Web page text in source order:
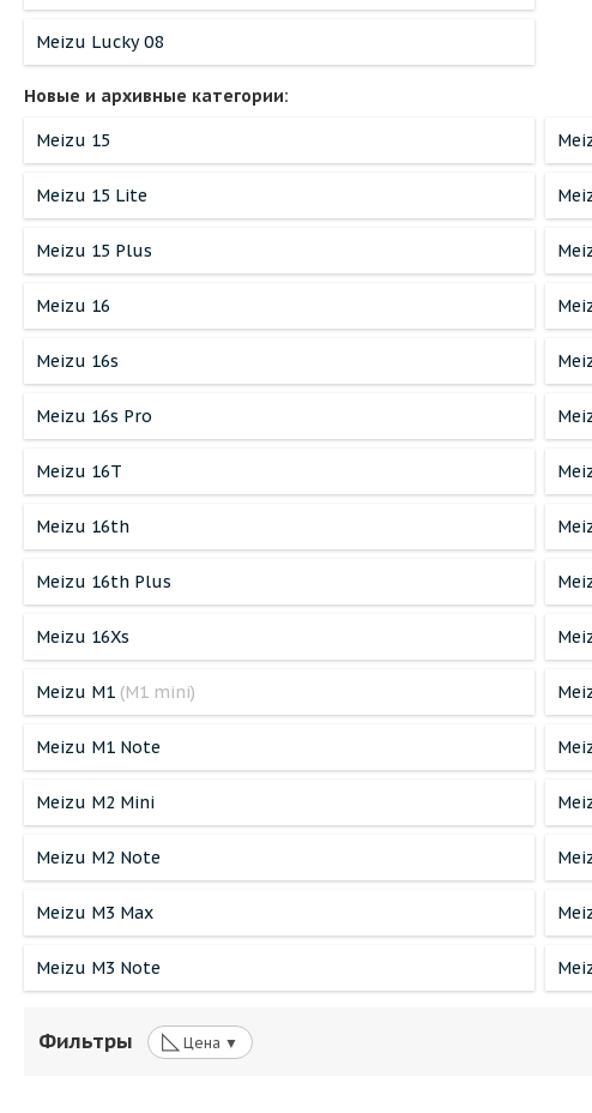
Meizu Lucky 08
Новые и архивные категории:
Meizu 15
Meizu 15 Lite
Meizu 15 Plus
Meizu 16
Meizu 16s
Meizu 16s Pro
Meizu 16T
Meizu 16th
Meizu 16th Plus
Meizu 16Xs
Meizu M1 (M1 mini)
Meizu M1 Note
Meizu M2 Mini
Meizu M2 Note
Meizu M3 Max
Meizu M3 Note
Фильтры ◺ Цена ▼